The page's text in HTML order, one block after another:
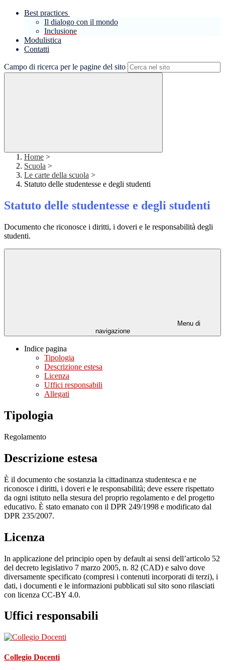
Best practices
Il dialogo con il mondo
Inclusione
Modulistica
Contatti
Campo di ricerca per le pagine del sito
Home >
Scuola >
Le carte della scuola >
Statuto delle studentesse e degli studenti
Statuto delle studentesse e degli studenti
Documento che riconosce i diritti, i doveri e le responsabilità degli
studenti.
Menu di
navigazione
Indice pagina
Tipologia
Descrizione estesa
Licenza
Uffici responsabili
Allegati
Tipologia
Regolamento
Descrizione estesa
È il documento che sostanzia la cittadinanza studentesca e ne
riconosce i diritti, i doveri e le responsabilità; deve essere rispettato
da ogni istituto nella stesura del proprio regolamento e del progetto
educativo. È stato emanato con il DPR 249/1998 e modificato dal
DPR 235/2007.
Licenza
In applicazione del principio open by default ai sensi dell’articolo 52
del decreto legislativo 7 marzo 2005, n. 82 (CAD) e salvo dove
diversamente specificato (compresi i contenuti incorporati di terzi), i
dati, i documenti e le informazioni pubblicati sul sito sono rilasciati
con licenza CC-BY 4.0.
Uffici responsabili
Collegio Docenti